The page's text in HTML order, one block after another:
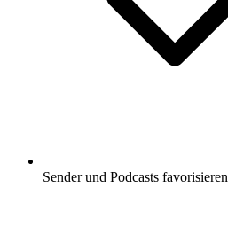
Sender und Podcasts favorisieren